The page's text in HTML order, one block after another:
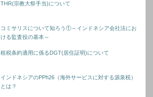
THR(宗教大祭手当)について
コミサリスについて知ろう①～インドネシア会社法にお
ける監査役の基本～
租税条約適用に係るDGT(居住証明)について
インドネシアのPPh26（海外サービスに対する源泉税）
とは？